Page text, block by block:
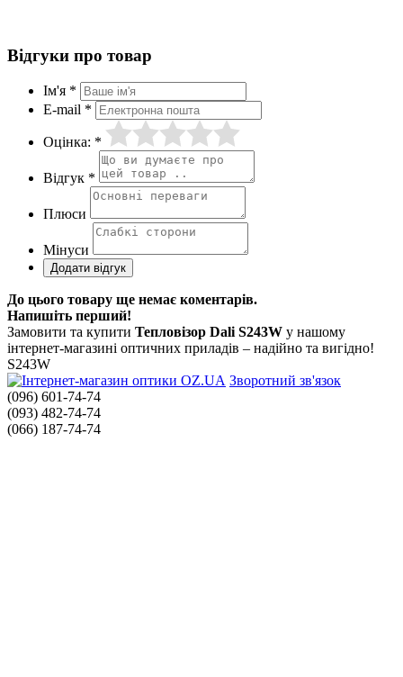
Відгуки про товар
Ім'я *
E-mail *
Оцінка: *
Відгук *
Плюси
Мінуси
До цього товару ще немає коментарів.
Напишіть перший!
Замовити та купити Тепловізор Dali S243W у нашому
інтернет-магазині оптичних приладів – надійно та вигідно!
S243W
Зворотний зв'язок
(096) 601-74-74
(093) 482-74-74
(066) 187-74-74